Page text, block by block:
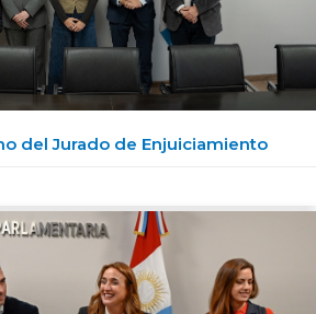
del Jurado de Enjuiciamiento